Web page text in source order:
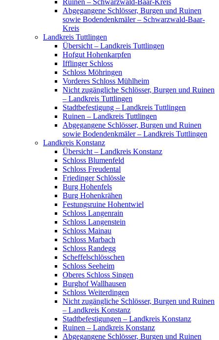
Ruinen – Schwarzwald-Baar-Kreis
Abgegangene Schlösser, Burgen und Ruinen
sowie Bodendenkmäler – Schwarzwald-Baar-
Kreis
Landkreis Tuttlingen
Übersicht – Landkreis Tuttlingen
Hofgut Hohenkarpfen
Ifflinger Schloss
Schloss Möhringen
Vorderes Schloss Mühlheim
Nicht zugängliche Schlösser, Burgen und Ruinen
– Landkreis Tuttlingen
Stadtbefestigung – Landkreis Tuttlingen
Ruinen – Landkreis Tuttlingen
Abgegangene Schlösser, Burgen und Ruinen
sowie Bodendenkmäler – Landkreis Tuttlingen
Landkreis Konstanz
Übersicht – Landkreis Konstanz
Schloss Blumenfeld
Schloss Freudental
Friedinger Schlössle
Burg Hohenfels
Burg Hohenkrähen
Festungsruine Hohentwiel
Schloss Langenrain
Schloss Langenstein
Schloss Mainau
Schloss Marbach
Schloss Randegg
Scheffelschlösschen
Schloss Seeheim
Oberes Schloss Singen
Burghof Wallhausen
Schloss Weiterdingen
Nicht zugängliche Schlösser, Burgen und Ruinen
– Landkreis Konstanz
Stadtbefestigungen – Landkreis Konstanz
Ruinen – Landkreis Konstanz
Abgegangene Schlösser, Burgen und Ruinen